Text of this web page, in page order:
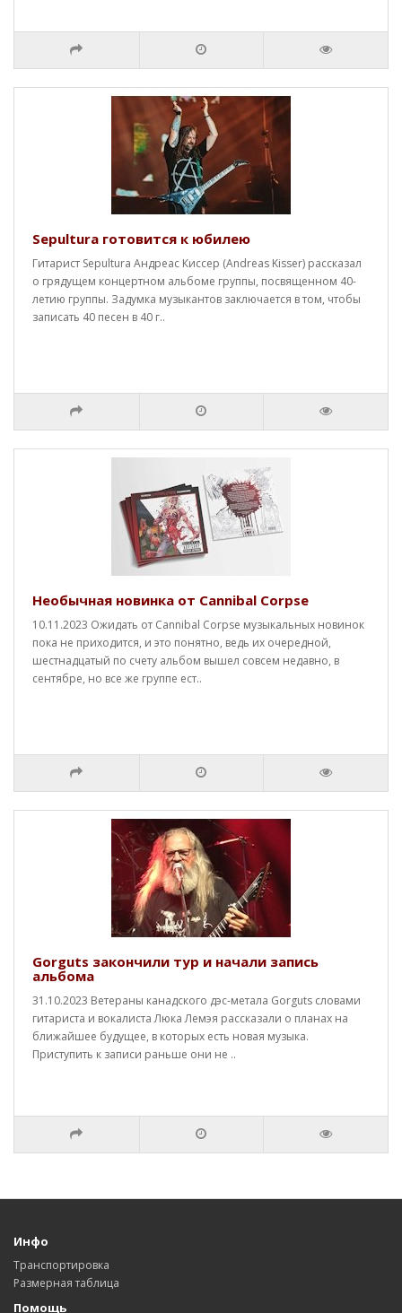
Sepultura готовится к юбилею
Гитарист Sepultura Андреас Киссер (Andreas Kisser) рассказал
о грядущем концертном альбоме группы, посвященном 40-
летию группы. Задумка музыкантов заключается в том, чтобы
записать 40 песен в 40 г..
Необычная новинка от Cannibal Corpse
10.11.2023 Ожидать от Cannibal Corpse музыкальных новинок
пока не приходится, и это понятно, ведь их очередной,
шестнадцатый по счету альбом вышел совсем недавно, в
сентябре, но все же группе ест..
Gorguts закончили тур и начали запись
альбома
31.10.2023 Ветераны канадского дэс-метала Gorguts словами
гитариста и вокалиста Люка Лемэя рассказали о планах на
ближайшее будущее, в которых есть новая музыка.
Приступить к записи раньше они не ..
Инфо
Транспортировка
Размерная таблица
Помощь